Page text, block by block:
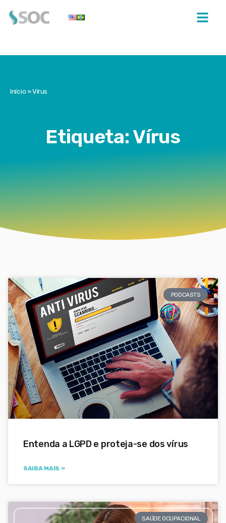
Início»Vírus
Etiqueta: Vírus
PODCASTS
Entenda a LGPD e proteja-se dos vírus
SAIBA MAIS »
SAÚDE OCUPACIONAL